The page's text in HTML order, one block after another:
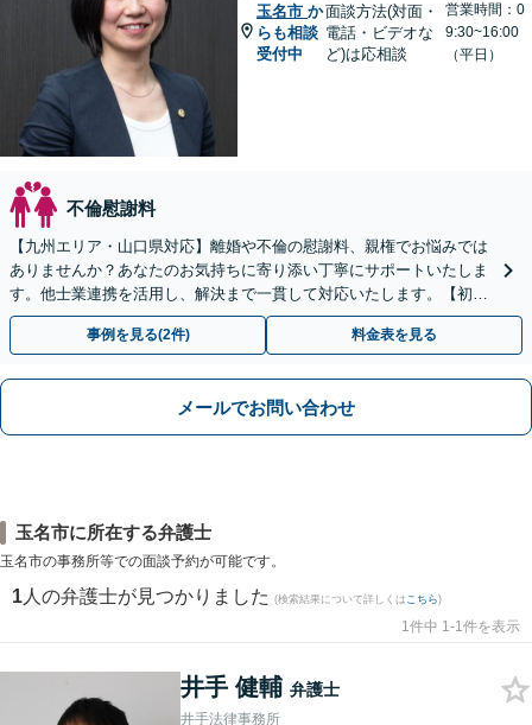
玉名市 か
らも相談
受付中
面談方法(対面・
電話・ビデオな
ど)は応相談
営業時間：0
9:30~16:00
（平日）
不倫慰謝料
【九州エリア・山口県対応】離婚や不倫の慰謝料、親権でお悩みでは
ありませんか？あなたのお気持ちに寄り添い丁寧にサポートいたしま
す。他士業連携を活用し、解決まで一貫して対応いたします。【初回
相談60分無料】
事例を見る(2件) 料金表を見る
メールでお問い合わせ
玉名市に所在する弁護士
玉名市の事務所等での面談予約が可能です。
1 人の弁護士が見つかりました (検索結果について詳しくは こちら)
1件中 1-1件を表示
井手 健輔 弁護士
井手法律事務所